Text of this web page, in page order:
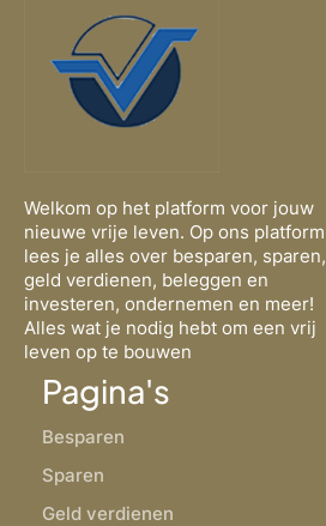
Welkom op het platform voor jouw
nieuwe vrije leven. Op ons platform
lees je alles over besparen, sparen,
geld verdienen, beleggen en
investeren, ondernemen en meer!
Alles wat je nodig hebt om een vrij
leven op te bouwen
Pagina's
Besparen
Sparen
Geld verdienen